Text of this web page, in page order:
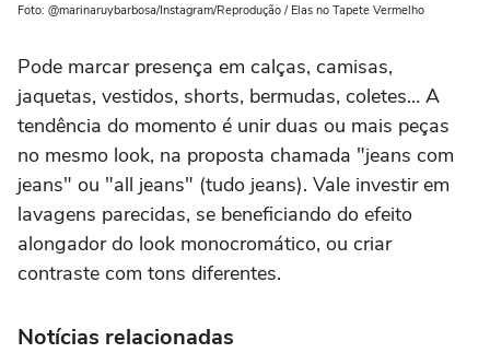
Foto: @marinaruybarbosa/Instagram/Reprodução / Elas no Tapete Vermelho
Pode marcar presença em calças, camisas,
jaquetas, vestidos, shorts, bermudas, coletes… A
tendência do momento é unir duas ou mais peças
no mesmo look, na proposta chamada "jeans com
jeans" ou "all jeans" (tudo jeans). Vale investir em
lavagens parecidas, se beneficiando do efeito
alongador do look monocromático, ou criar
contraste com tons diferentes.
Notícias relacionadas